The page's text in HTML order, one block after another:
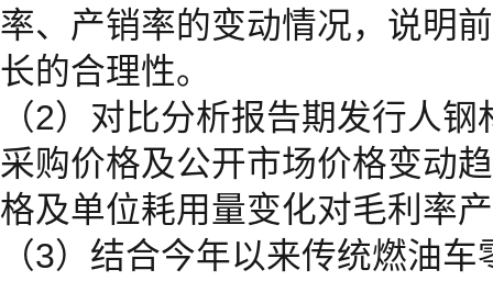
率、产销率的变动情况，说明
长的合理性。
（2）对比分析报告期发行人
采购价格及公开市场价格变动
格及单位耗用量变化对毛利率
（3）结合今年以来传统燃油